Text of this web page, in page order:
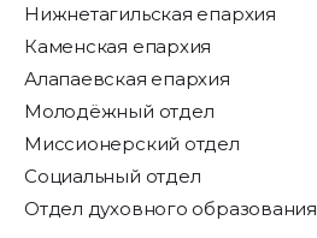
Нижнетагильская епархия
Каменская епархия
Алапаевская епархия
Молодёжный отдел
Миссионерский отдел
Социальный отдел
Отдел духовного образования